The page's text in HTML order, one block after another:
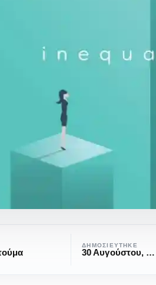
ΔΗΜΟΣΙΕΎΤΗΚΕ
30 Αυγούστου, 2019